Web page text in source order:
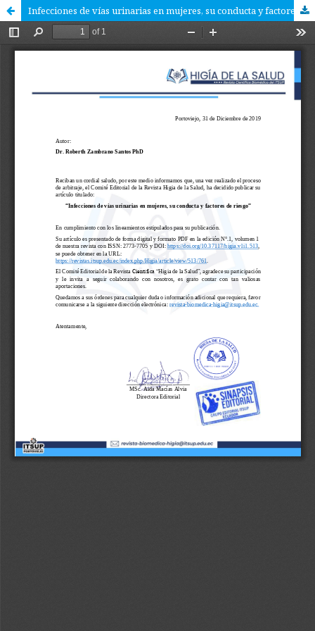
Infecciones de vías urinarias en mujeres, su conducta y factores de riesgo